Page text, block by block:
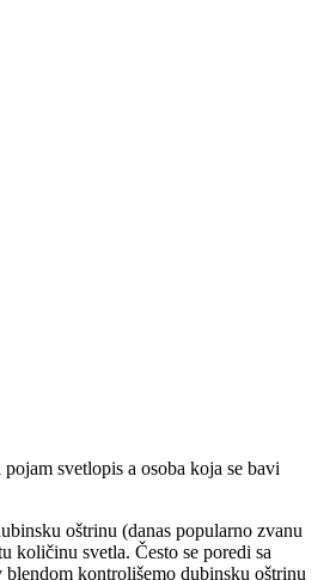
svetlopis a osoba koja se bavi
oštrinu (danas popularno zvanu
količinu svetla. Često se poredi sa
kontrolišemo dubinsku oštrinu